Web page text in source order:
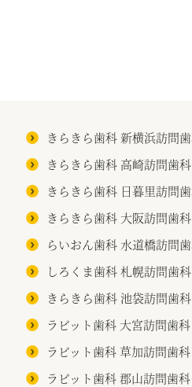
きらきら歯科 新横浜訪問
きらきら歯科 高崎訪問歯科
きらきら歯科 日暮里訪問
きらきら歯科 大阪訪問歯科
らいおん歯科 水道橋訪問
しろくま歯科 札幌訪問歯科
きらきら歯科 池袋訪問歯科
ラビット歯科 大宮訪問歯科
ラビット歯科 草加訪問歯科
ラビット歯科 郡山訪問歯科